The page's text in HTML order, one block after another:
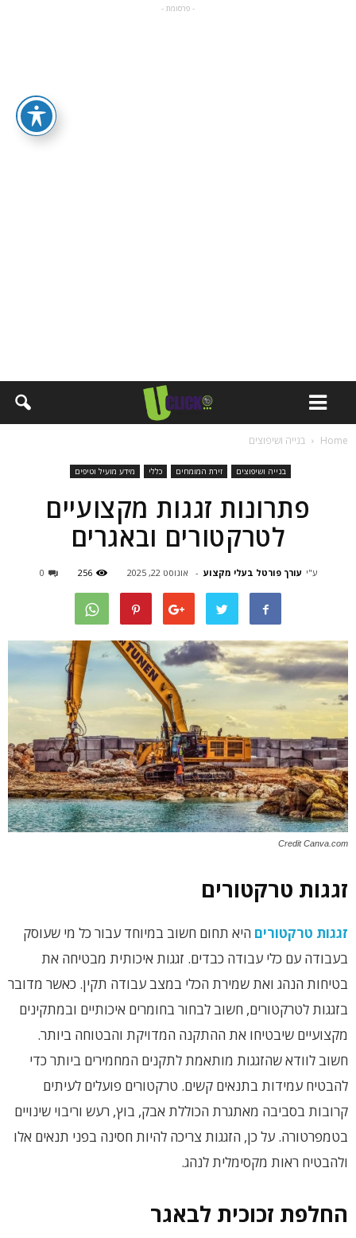
- פרסומת -
Home בנייה ושיפוצים
בנייה ושיפוצים זירת המומחים כללי מידע מועיל וטיפים
פתרונות זגגות מקצועיים
לטרקטורים ובאגרים
ע"י עורך פורטל בעלי מקצוע - אוגוסט 22, 2025 256
0
Credit Canva.com
זגגות טרקטורים
זגגות טרקטורים היא תחום חשוב במיוחד עבור כל מי שעוסק
בעבודה עם כלי עבודה כבדים. זגגות איכותית מבטיחה את
בטיחות הנהג ואת שמירת הכלי במצב עבודה תקין. כאשר מדובר
בזגגות לטרקטורים, חשוב לבחור בחומרים איכותיים ובמתקינים
מקצועיים שיבטיחו את ההתקנה המדויקת והבטוחה ביותר.
חשוב לוודא שהזגגות מותאמת לתקנים המחמירים ביותר כדי
להבטיח עמידות בתנאים קשים. טרקטורים פועלים לעיתים
קרובות בסביבה מאתגרת הכוללת אבק, בוץ, רעש וריבוי שינויים
בטמפרטורה. על כן, הזגגות צריכה להיות חסינה בפני תנאים אלו
ולהבטיח ראות מקסימלית לנהג.
החלפת זכוכית לבאגר